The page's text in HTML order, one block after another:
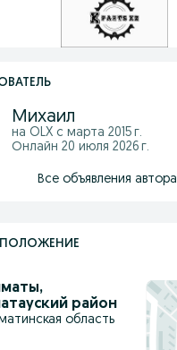
Михаил
на OLX с марта 2015 г.
Онлайн 20 июля 2026 г.
Все объявления автора
,
район
область